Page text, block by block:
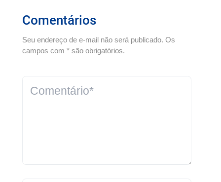
Comentários
Seu endereço de e-mail não será publicado. Os
campos com * são obrigatórios.